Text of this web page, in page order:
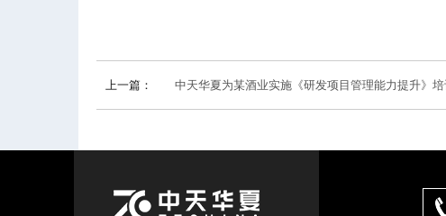
上一篇： 中天华夏为某酒业实施《研发项目管理能力提升》培